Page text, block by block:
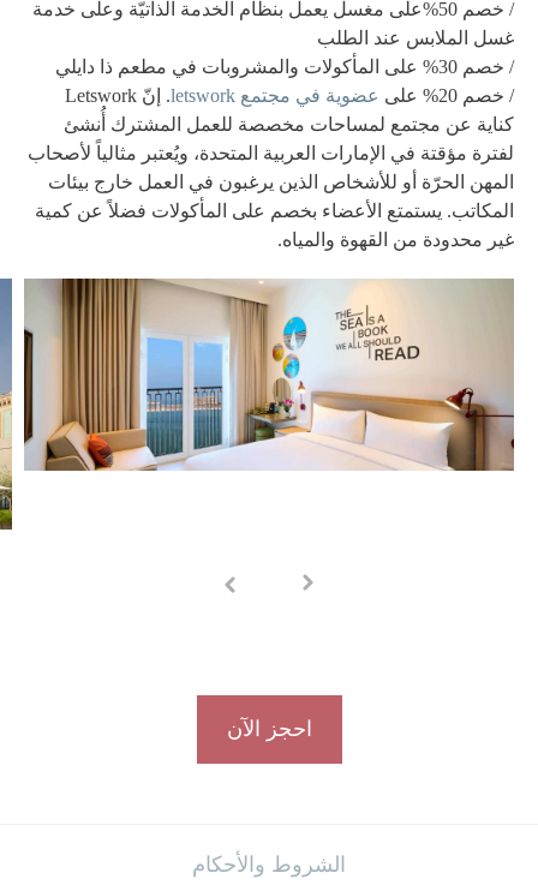
/ خصم 50%على مغسل يعمل بنظام الخدمة الذاتيّة وعلى خدمة
غسل الملابس عند الطلب
/ خصم 30% على المأكولات والمشروبات في مطعم ذا دايلي
/ خصم 20% على
عضوية في مجتمع letswork
. إنّ Letswork
‏كناية عن مجتمع لمساحات مخصصة للعمل المشترك أُنشئ
لفترة مؤقتة في الإمارات العربية المتحدة، ويُعتبر مثالياً لأصحاب
المهن الحرّة أو للأشخاص الذين يرغبون في العمل خارج بيئات
المكاتب. يستمتع الأعضاء بخصم على المأكولات فضلاً عن كمية
غير محدودة من القهوة والمياه.
احجز الآن
الشروط والأحكام